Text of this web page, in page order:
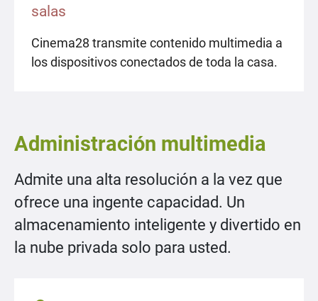
salas
Cinema28 transmite contenido multimedia a
los dispositivos conectados de toda la casa.
Administración multimedia
Admite una alta resolución a la vez que
ofrece una ingente capacidad. Un
almacenamiento inteligente y divertido en
la nube privada solo para usted.